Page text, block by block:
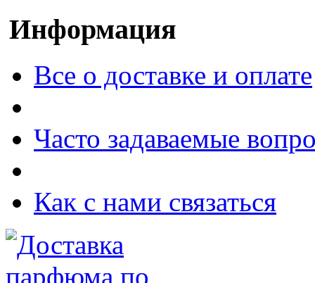
Информация
Все о доставке и оплате
Часто задаваемые
Как с нами связаться